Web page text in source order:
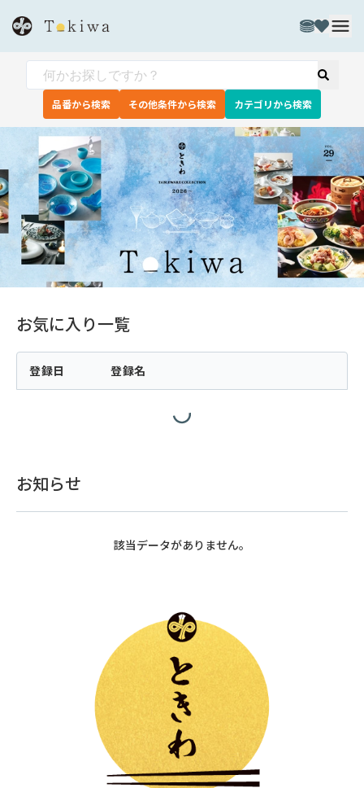
品番から検索 その他条件から検索 カテゴリから検索
お気に入り一覧
登録日 登録名
お知らせ
該当データがありません。